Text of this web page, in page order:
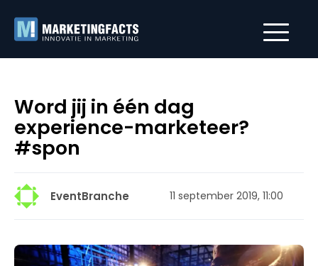
Word jij in één dag
experience-marketeer?
#spon
EventBranche 11 september 2019, 11:00